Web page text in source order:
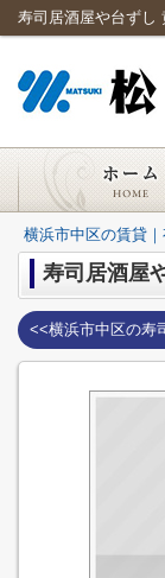
寿司居酒屋や台ずし
横浜市中区の賃貸
寿司居酒屋
<<横浜市中区の寿